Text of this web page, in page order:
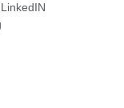
, LinkedIN